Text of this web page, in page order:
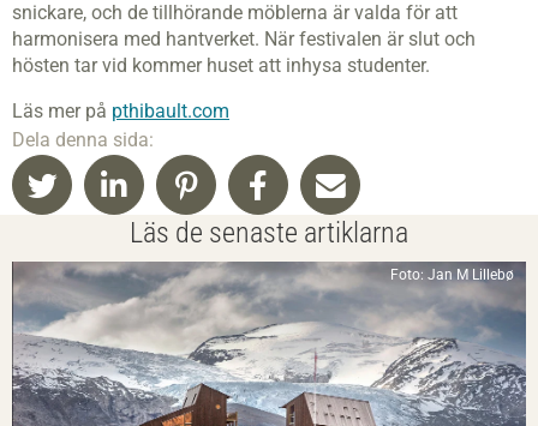
snickare, och de tillhörande möblerna är valda för att
harmonisera med hantverket. När festivalen är slut och
hösten tar vid kommer huset att inhysa studenter.
Läs mer på pthibault.com
Dela denna sida:
Läs de senaste artiklarna
Foto: Jan M Lillebø